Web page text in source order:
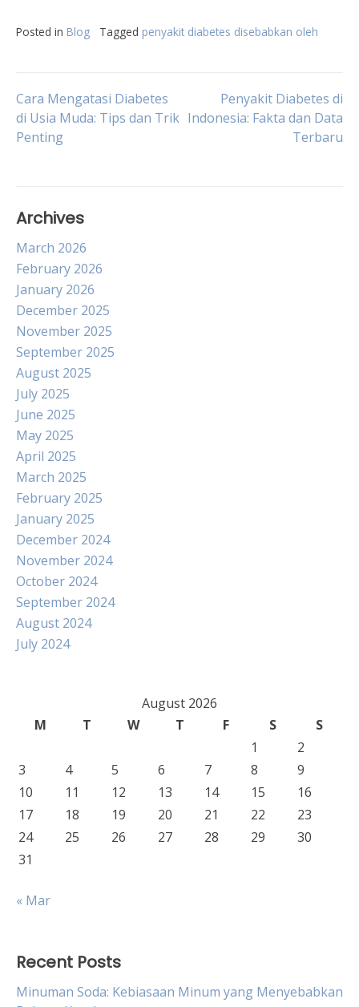
Posted in Blog Tagged penyakit diabetes disebabkan oleh
Post
navigation
Cara Mengatasi Diabetes
di Usia Muda: Tips dan Trik
Penting
Penyakit Diabetes di
Indonesia: Fakta dan Data
Terbaru
Archives
March 2026
February 2026
January 2026
December 2025
November 2025
September 2025
August 2025
July 2025
June 2025
May 2025
April 2025
March 2025
February 2025
January 2025
December 2024
November 2024
October 2024
September 2024
August 2024
July 2024
August 2026
M
T W T F S
S
1
2
3
4 5 6 7 8
9
10
11 12 13 14 15
16
17
18 19 20 21 22
23
24
25 26 27 28 29
30
31
« Mar
Recent Posts
Minuman Soda: Kebiasaan Minum yang Menyebabkan